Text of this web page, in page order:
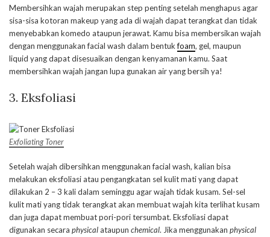
Membersihkan wajah merupakan step penting setelah menghapus agar
sisa-sisa kotoran makeup yang ada di wajah dapat terangkat dan tidak
menyebabkan komedo ataupun jerawat. Kamu bisa membersikan wajah
dengan menggunakan facial wash dalam bentukfoam, gel, maupun
liquid yang dapat disesuaikan dengan kenyamanan kamu. Saat
membersihkan wajah jangan lupa gunakan air yang bersih ya!
3. Eksfoliasi
Exfoliating Toner
Setelah wajah dibersihkan menggunakan facial wash, kalian bisa
melakukan eksfoliasi atau pengangkatan sel kulit mati yang dapat
dilakukan 2 – 3 kali dalam seminggu agar wajah tidak kusam. Sel-sel
kulit mati yang tidak terangkat akan membuat wajah kita terlihat kusam
dan juga dapat membuat pori-pori tersumbat. Eksfoliasi dapat
digunakan secara physicalataupun chemical. Jika menggunakan physical